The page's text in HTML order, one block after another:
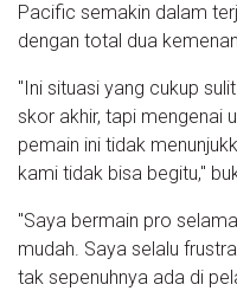
Pacific semakin dalam
dengan total dua
"Ini situasi yang cukup
skor akhir, tapi mengenai
pemain ini tidak
kami tidak bisa begitu,"
"Saya bermain pro
mudah. Saya selalu
tak sepenuhnya ada di